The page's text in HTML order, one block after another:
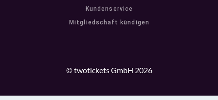
Kundenservice
Mitgliedschaft kündigen
© twotickets GmbH 2026